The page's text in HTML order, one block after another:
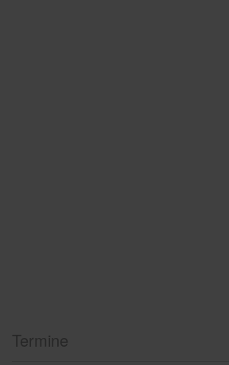
Termine